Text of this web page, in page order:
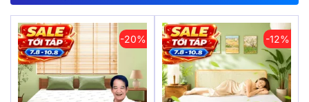
-20% -12%